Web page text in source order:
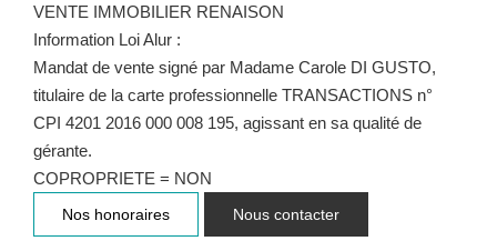
VENTE IMMOBILIER RENAISON
Information Loi Alur :
Mandat de vente signé par Madame Carole DI GUSTO,
titulaire de la carte professionnelle TRANSACTIONS n°
CPI 4201 2016 000 008 195, agissant en sa qualité de
gérante.
COPROPRIETE = NON
Nos honoraires Nous contacter